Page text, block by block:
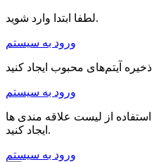
لطفا ابتدا وارد شوید.
ورود به سیستم
ورود به سیستم
از لیست علاقه مندی ها
ایجاد کنید.
ورود به سیستم